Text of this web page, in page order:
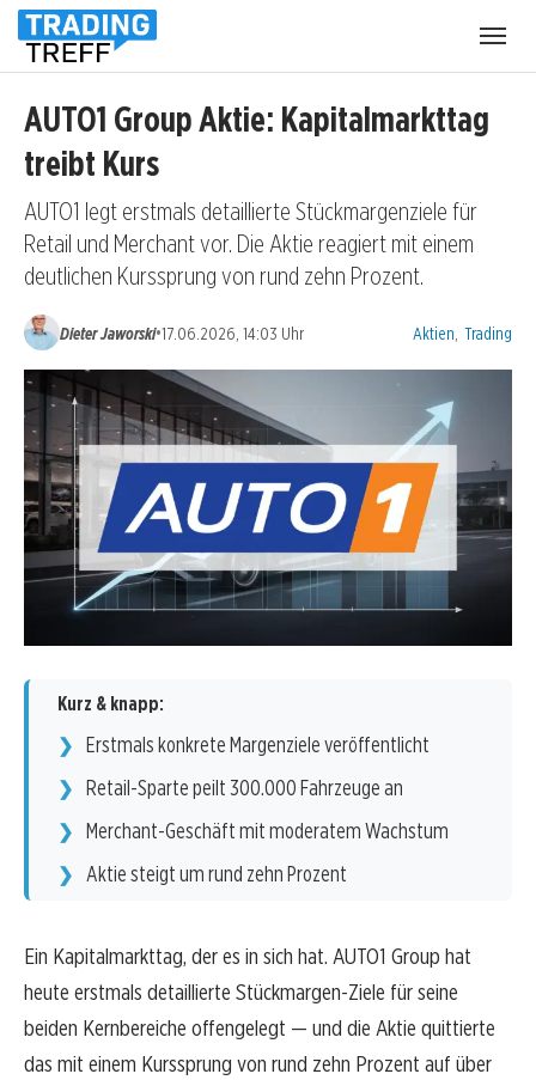
AUTO1 Group Aktie: Kapitalmarkttag
treibt Kurs
AUTO1 legt erstmals detaillierte Stückmargenziele für
Retail und Merchant vor. Die Aktie reagiert mit einem
deutlichen Kurssprung von rund zehn Prozent.
Dieter Jaworski•17.06.2026, 14:03 Uhr Kategorien:
Aktien Trading
Kurz & knapp:
Erstmals konkrete Margenziele veröffentlicht
Retail-Sparte peilt 300.000 Fahrzeuge an
Merchant-Geschäft mit moderatem Wachstum
Aktie steigt um rund zehn Prozent
Ein Kapitalmarkttag, der es in sich hat. AUTO1 Group hat
heute erstmals detaillierte Stückmargen-Ziele für seine
beiden Kernbereiche offengelegt — und die Aktie quittierte
das mit einem Kurssprung von rund zehn Prozent auf über